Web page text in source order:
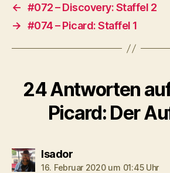
a
y
← #072 – Discovery: Staffel 2
→ #074 – Picard: Staffel 1
24 Antworten
Picard: Der
Isadorsagt:
16. Februar 2020 um 01:45 Uhr